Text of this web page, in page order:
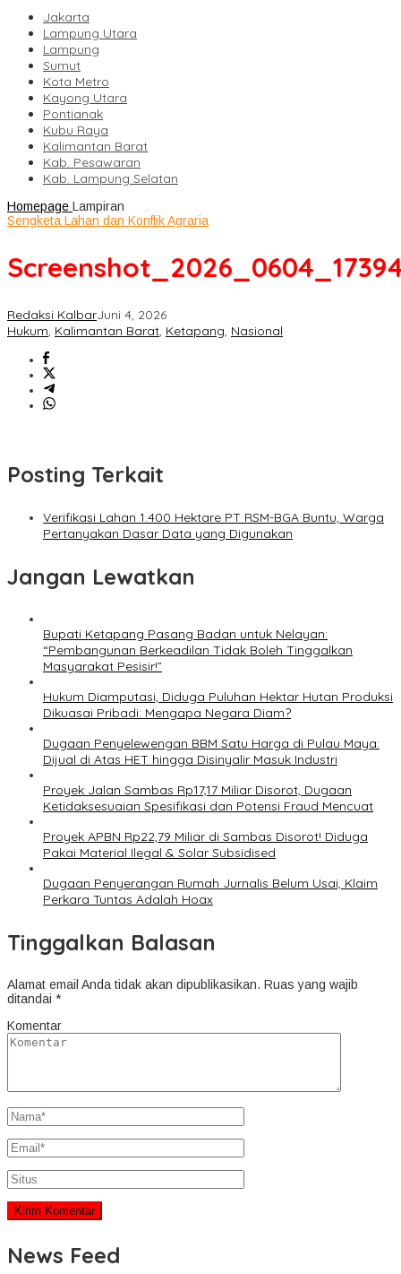
Jakarta
Lampung Utara
Lampung
Sumut
Kota Metro
Kayong Utara
Pontianak
Kubu Raya
Kalimantan Barat
Kab. Pesawaran
Kab. Lampung Selatan
Homepage Lampiran
Sengketa Lahan dan Konflik Agraria
Redaksi KalbarJuni 4, 2026
Hukum, Kalimantan Barat, Ketapang, Nasional
Posting Terkait
Verifikasi Lahan 1.400 Hektare PT RSM-BGA Buntu, Warga
Pertanyakan Dasar Data yang Digunakan
Jangan Lewatkan
Bupati Ketapang Pasang Badan untuk Nelayan:
“Pembangunan Berkeadilan Tidak Boleh Tinggalkan
Masyarakat Pesisir!”
Hukum Diamputasi, Diduga Puluhan Hektar Hutan Produksi
Dikuasai Pribadi: Mengapa Negara Diam?
Dugaan Penyelewengan BBM Satu Harga di Pulau Maya:
Dijual di Atas HET hingga Disinyalir Masuk Industri
Proyek Jalan Sambas Rp17,17 Miliar Disorot, Dugaan
Ketidaksesuaian Spesifikasi dan Potensi Fraud Mencuat
Proyek APBN Rp22,79 Miliar di Sambas Disorot! Diduga
Pakai Material Ilegal & Solar Subsidised
Dugaan Penyerangan Rumah Jurnalis Belum Usai, Klaim
Perkara Tuntas Adalah Hoax
Tinggalkan Balasan
Alamat email Anda tidak akan dipublikasikan. Ruas yang wajib
ditandai *
Komentar
News Feed